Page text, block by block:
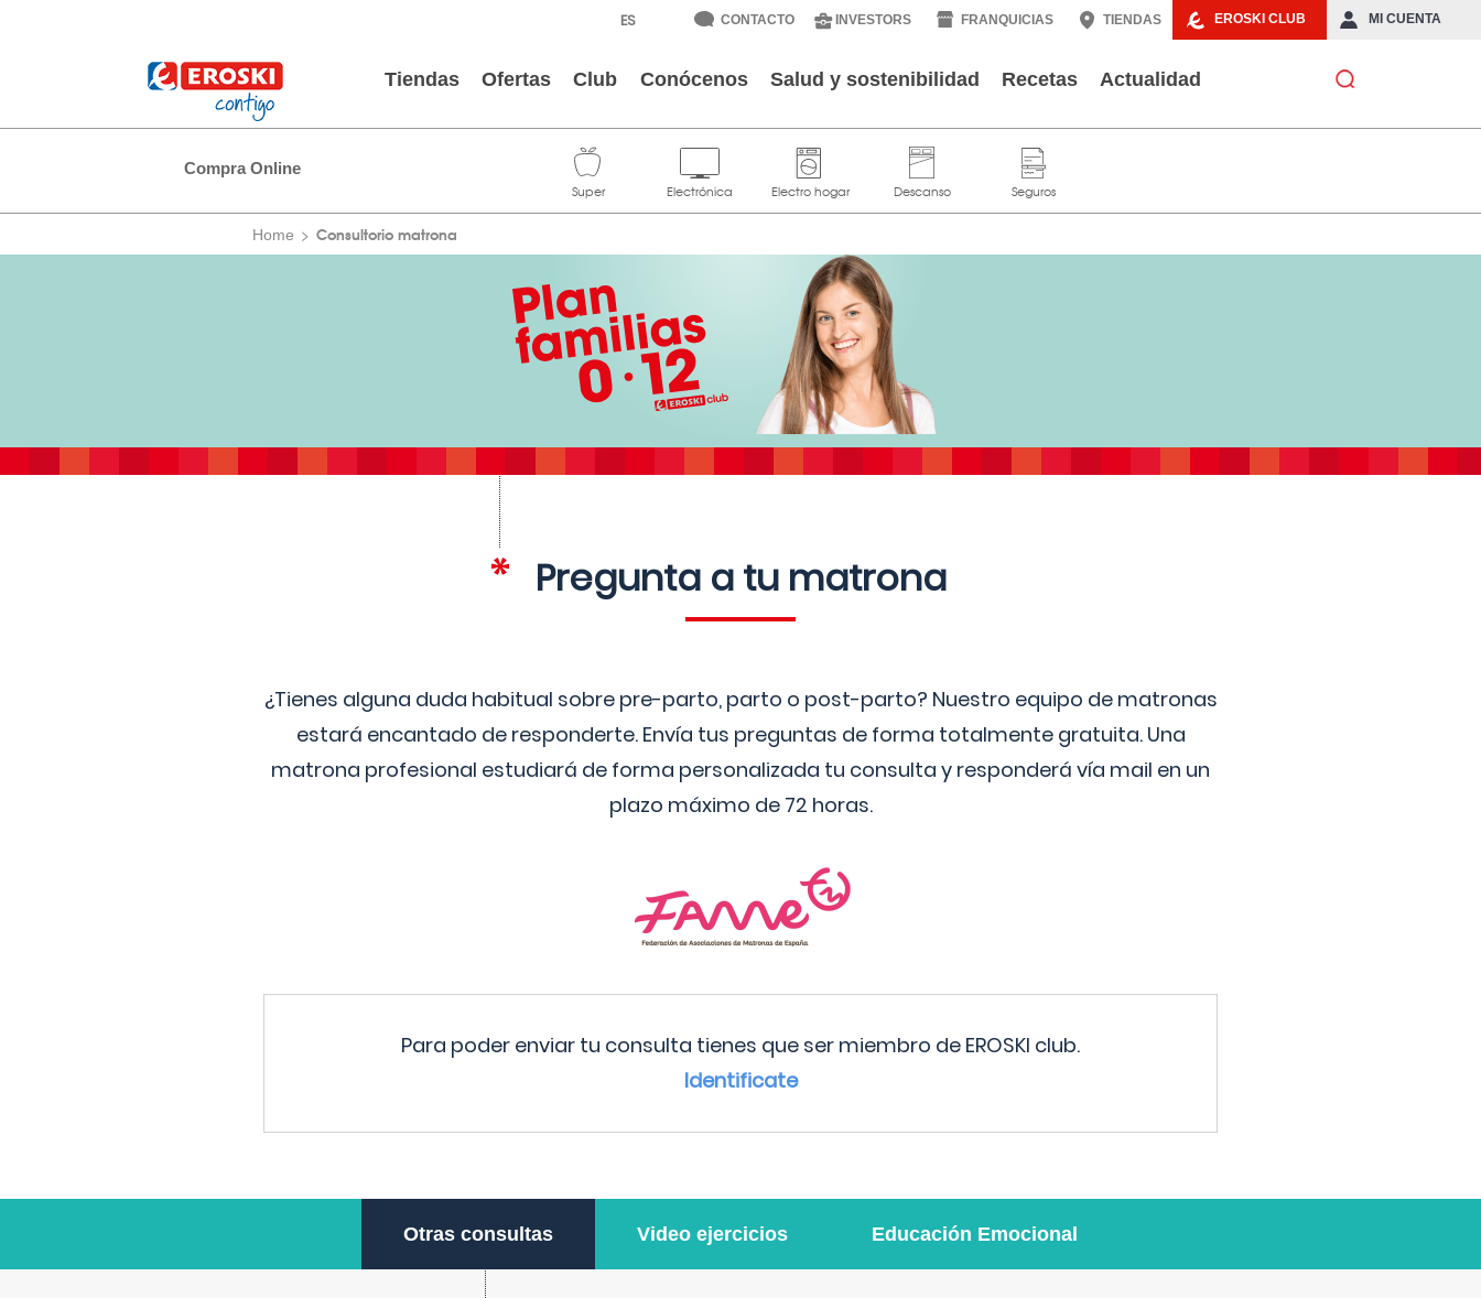
EROSKI CLUB MI CUENTA
CONTACTO INVESTORS FRANQUICIAS TIENDAS
Tiendas Ofertas Club Conócenos Salud y sostenibilidad Recetas Actualidad
Compra Online
Home Consultorio matrona
Pregunta a tu matrona
¿Tienes alguna duda habitual sobre pre-parto, parto o post-parto? Nuestro equipo de matronas
estará encantado de responderte. Envía tus preguntas de forma totalmente gratuita. Una
matrona profesional estudiará de forma personalizada tu consulta y responderá vía mail en un
plazo máximo de 72 horas.
Para poder enviar tu consulta tienes que ser miembro de EROSKI club.
Identificate
Otras consultas Video ejercicios Educación Emocional